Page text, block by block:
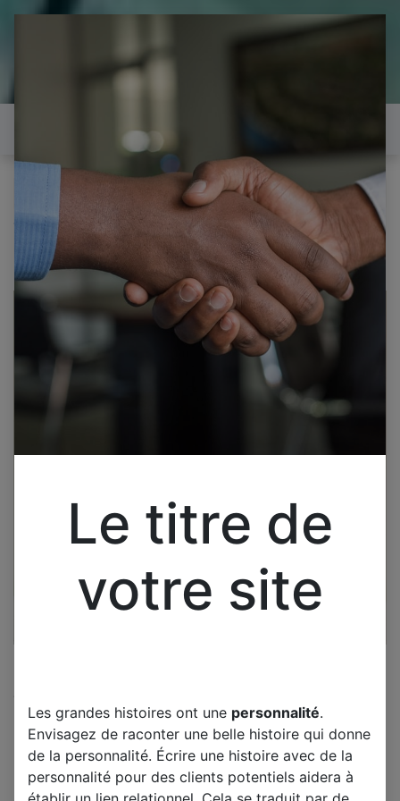
il est temps de
réparer...Electronique 66 est
heureux de vous aider
Tous les produits
SAMSUNG HPT5034XXAA CARTE T-CON LJ41-
04776A LJ92-01452A
SAMSUNG HPT5034XXAA
CARTE T-CON LJ41-04776A
LJ92-01452A
Le titre de
votre site
Les grandes histoires ont une personnalité.
Envisagez de raconter une belle histoire qui donne
de la personnalité. Écrire une histoire avec de la
personnalité pour des clients potentiels aidera à